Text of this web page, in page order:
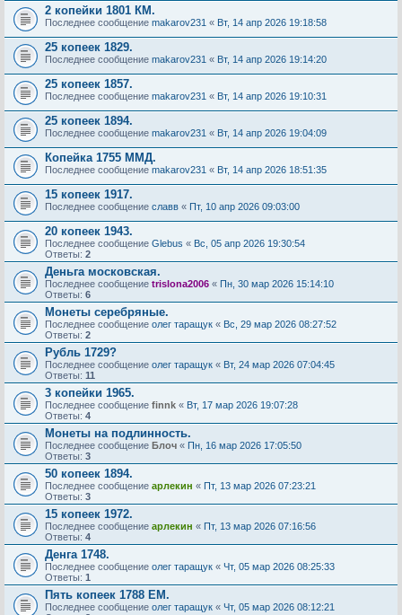
2 копейки 1801 КМ.
Последнее сообщение makarov231 « Вт, 14 апр 2026 19:18:58
25 копеек 1829.
Последнее сообщение makarov231 « Вт, 14 апр 2026 19:14:20
25 копеек 1857.
Последнее сообщение makarov231 « Вт, 14 апр 2026 19:10:31
25 копеек 1894.
Последнее сообщение makarov231 « Вт, 14 апр 2026 19:04:09
Копейка 1755 ММД.
Последнее сообщение makarov231 « Вт, 14 апр 2026 18:51:35
15 копеек 1917.
Последнее сообщение славв « Пт, 10 апр 2026 09:03:00
20 копеек 1943.
Последнее сообщение Glebus « Вс, 05 апр 2026 19:30:54
Ответы: 2
Деньга московская.
Последнее сообщение trislona2006 « Пн, 30 мар 2026 15:14:10
Ответы: 6
Монеты серебряные.
Последнее сообщение олег таращук « Вс, 29 мар 2026 08:27:52
Ответы: 2
Рубль 1729?
Последнее сообщение олег таращук « Вт, 24 мар 2026 07:04:45
Ответы: 11
3 копейки 1965.
Последнее сообщение finnk « Вт, 17 мар 2026 19:07:28
Ответы: 4
Монеты на подлинность.
Последнее сообщение Блоч « Пн, 16 мар 2026 17:05:50
Ответы: 3
50 копеек 1894.
Последнее сообщение арлекин « Пт, 13 мар 2026 07:23:21
Ответы: 3
15 копеек 1972.
Последнее сообщение арлекин « Пт, 13 мар 2026 07:16:56
Ответы: 4
Денга 1748.
Последнее сообщение олег таращук « Чт, 05 мар 2026 08:25:33
Ответы: 1
Пять копеек 1788 ЕМ.
Последнее сообщение олег таращук « Чт, 05 мар 2026 08:12:21